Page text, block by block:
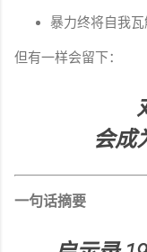
暴力终将自我瓦
但有一样会留下：
会成
一句话摘要